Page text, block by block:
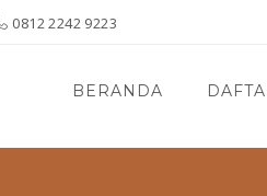
0812 2242 9223
BERANDA